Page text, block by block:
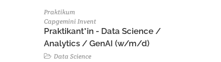
Praktikum
Capgemini Invent
Praktikant*in - Data Science /
Analytics / GenAI (w/m/d)
Data Science